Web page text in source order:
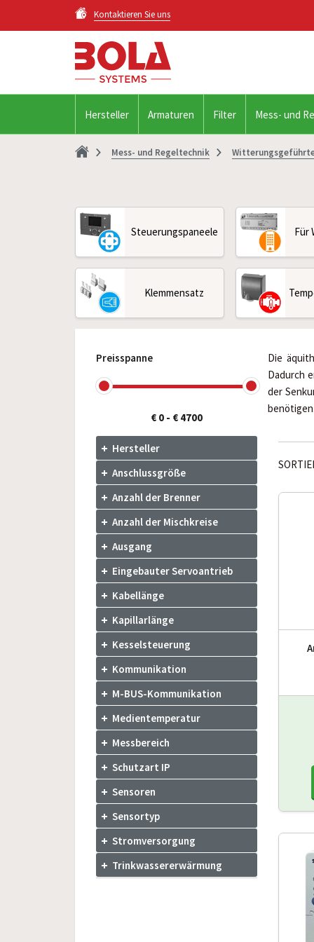
Kontaktieren Sie uns
Hersteller Armaturen Filter Mess- und
Mess- und Regeltechnik
Steuerungspaneele Für
Klemmensatz
Preisspanne
€ 0 - € 4700
Hersteller
Anschlussgröße
Anzahl der Brenner
Anzahl der Mischkreise
Ausgang
Eingebauter Servoantrieb
Kabellänge
Kapillarlänge
Kesselsteuerung
Kommunikation
M-BUS-Kommunikation
Medientemperatur
Messbereich
Schutzart IP
Sensoren
Sensortyp
Stromversorgung
Trinkwassererwärmung
Die
Dadurch
der